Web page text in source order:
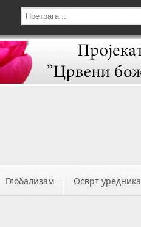
Глобализам Осврт уредника